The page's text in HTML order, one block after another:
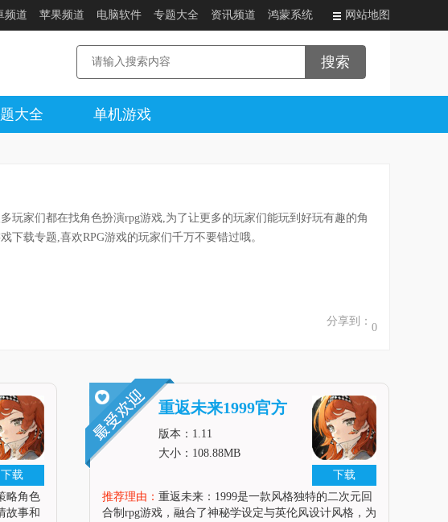
频道 苹果频道 电脑软件 专题大全 资讯频道 鸿蒙系统 网站地图
大全 单机游戏
玩家们都在找角色扮演rpg游戏,为了让更多的玩家们能玩到好玩有趣的角
载专题,喜欢RPG游戏的玩家们千万不要错过哦。
分享到：
0
下载
略角色
故事和
下载
重返未来1999官方
版本：1.11
大小：108.88MB
推荐理由： 重返未来：1999是一款风格独特的二次元回
合制rpg游戏，融合了神秘学设定与英伦风设计风格，为